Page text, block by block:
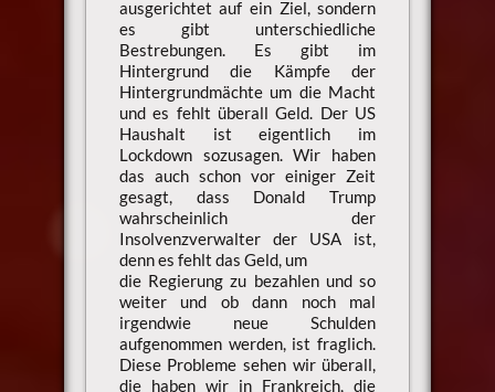
ausgerichtet auf ein Ziel, sondern
es gibt unterschiedliche
Bestrebungen. Es gibt im
Hintergrund die Kämpfe der
Hintergrundmächte um die Macht
und es fehlt überall Geld. Der US
Haushalt ist eigentlich im
Lockdown sozusagen. Wir haben
das auch schon vor einiger Zeit
gesagt, dass Donald Trump
wahrscheinlich der
Insolvenzverwalter der USA ist,
denn es fehlt das Geld, um
die Regierung zu bezahlen und so
weiter und ob dann noch mal
irgendwie neue Schulden
aufgenommen werden, ist fraglich.
Diese Probleme sehen wir überall,
die haben wir in Frankreich, die